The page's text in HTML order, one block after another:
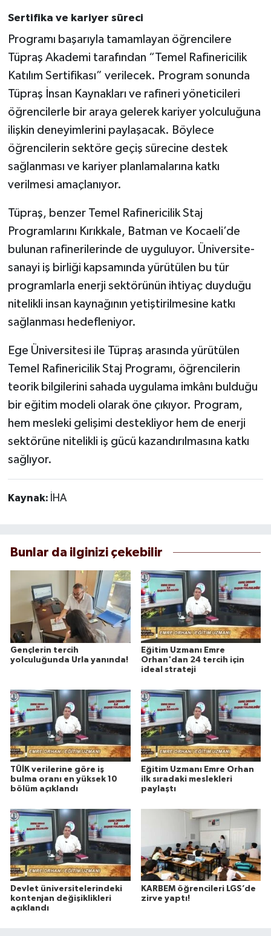
Sertifika ve kariyer süreci
Programı başarıyla tamamlayan öğrencilere
Tüpraş Akademi tarafından “Temel Rafinericilik
Katılım Sertifikası” verilecek. Program sonunda
Tüpraş İnsan Kaynakları ve rafineri yöneticileri
öğrencilerle bir araya gelerek kariyer yolculuğuna
ilişkin deneyimlerini paylaşacak. Böylece
öğrencilerin sektöre geçiş sürecine destek
sağlanması ve kariyer planlamalarına katkı
verilmesi amaçlanıyor.
Tüpraş, benzer Temel Rafinericilik Staj
Programlarını Kırıkkale, Batman ve Kocaeli’de
bulunan rafinerilerinde de uyguluyor. Üniversite-
sanayi iş birliği kapsamında yürütülen bu tür
programlarla enerji sektörünün ihtiyaç duyduğu
nitelikli insan kaynağının yetiştirilmesine katkı
sağlanması hedefleniyor.
Ege Üniversitesi ile Tüpraş arasında yürütülen
Temel Rafinericilik Staj Programı, öğrencilerin
teorik bilgilerini sahada uygulama imkânı bulduğu
bir eğitim modeli olarak öne çıkıyor. Program,
hem mesleki gelişimi destekliyor hem de enerji
sektörüne nitelikli iş gücü kazandırılmasına katkı
sağlıyor.
Kaynak: İHA
Bunlar da ilginizi çekebilir
Gençlerin tercih
yolculuğunda Urla yanında!
Eğitim Uzmanı Emre
Orhan'dan 24 tercih için
ideal strateji
TÜİK verilerine göre iş
bulma oranı en yüksek 10
bölüm açıklandı
Eğitim Uzmanı Emre Orhan
ilk sıradaki meslekleri
paylaştı
Devlet üniversitelerindeki
kontenjan değişiklikleri
açıklandı
KARBEM öğrencileri LGS’de
zirve yaptı!